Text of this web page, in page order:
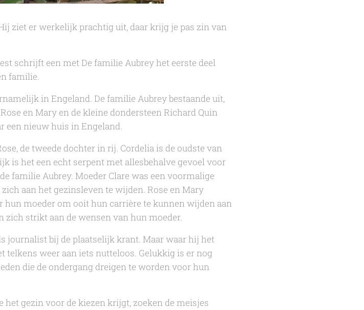
ziet er werkelijk prachtig uit, daar krijg je pas zin van
schrijft een metDe familie Aubreyhet eerste deel
familie.
in Engeland. De familie Aubreybestaande uit,
en Mary en de kleine dondersteen Richard Quin
een nieuw huis in Engeland.
de tweede dochter in rij. Cordelia is de oudste van
is het een echt serpent met allesbehalve gevoel voor
de familie Aubrey. Moeder Clare was een voormalige
aan het gezinsleven te wijden. Rose en Mary
hun moeder om ooit hun carrière te kunnen wijden aan
zich strikt aan de wensen van hun moeder.
journalist bij de plaatselijk krant. Maar waar hij het
weer aan iets nutteloos. Gelukkig is er nog
die de ondergang dreigen te worden voor hun
gezin voor de kiezen krijgt, zoeken de meisjes